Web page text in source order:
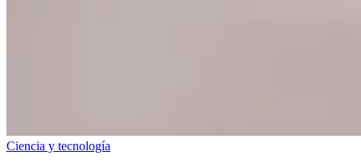
Ciencia y tecnología